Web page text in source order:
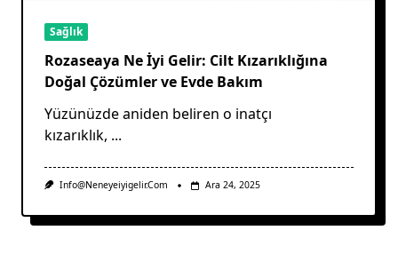
Sağlık
Rozaseaya Ne İyi Gelir: Cilt Kızarıklığına
Doğal Çözümler ve Evde Bakım
Yüzünüzde aniden beliren o inatçı
kızarıklık, ...
Info@neneyeiyigelir.com Ara 24, 2025